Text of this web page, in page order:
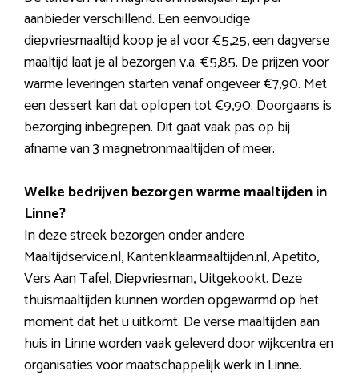
aanbieder verschillend. Een eenvoudige
diepvriesmaaltijd koop je al voor €5,25, een dagverse
maaltijd laat je al bezorgen v.a. €5,85. De prijzen voor
warme leveringen starten vanaf ongeveer €7,90. Met
een dessert kan dat oplopen tot €9,90. Doorgaans is
bezorging inbegrepen. Dit gaat vaak pas op bij
afname van 3 magnetronmaaltijden of meer.
Welke bedrijven bezorgen warme maaltijden in
Linne?
In deze streek bezorgen onder andere
Maaltijdservice.nl, Kantenklaarmaaltijden.nl, Apetito,
Vers Aan Tafel, Diepvriesman, Uitgekookt. Deze
thuismaaltijden kunnen worden opgewarmd op het
moment dat het u uitkomt. De verse maaltijden aan
huis in Linne worden vaak geleverd door wijkcentra en
organisaties voor maatschappelijk werk in Linne.